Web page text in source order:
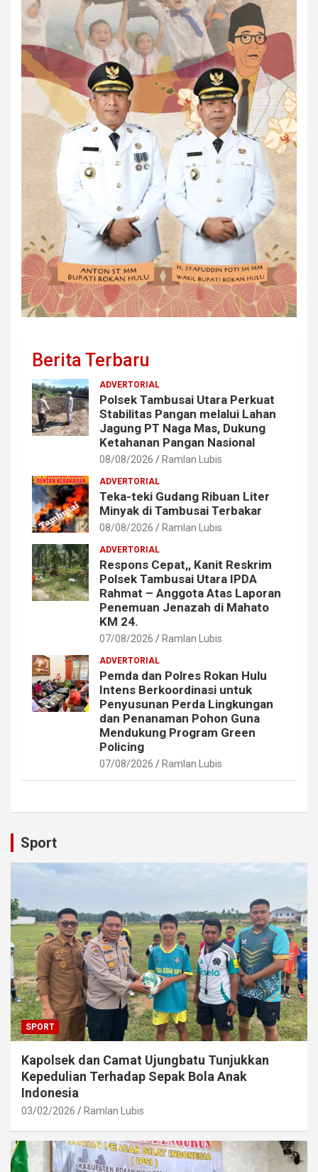
Berita Terbaru
ADVERTORIAL
Polsek Tambusai Utara Perkuat
Stabilitas Pangan melalui Lahan
Jagung PT Naga Mas, Dukung
Ketahanan Pangan Nasional
08/08/2026 Ramlan Lubis
ADVERTORIAL
Teka-teki Gudang Ribuan Liter
Minyak di Tambusai Terbakar
08/08/2026 Ramlan Lubis
ADVERTORIAL
Respons Cepat,, Kanit Reskrim
Polsek Tambusai Utara IPDA
Rahmat – Anggota Atas Laporan
Penemuan Jenazah di Mahato
KM 24.
07/08/2026 Ramlan Lubis
ADVERTORIAL
Pemda dan Polres Rokan Hulu
Intens Berkoordinasi untuk
Penyusunan Perda Lingkungan
dan Penanaman Pohon Guna
Mendukung Program Green
Policing
07/08/2026 Ramlan Lubis
Sport
SPORT
Kapolsek dan Camat Ujungbatu Tunjukkan
Kepedulian Terhadap Sepak Bola Anak
Indonesia
03/02/2026 Ramlan Lubis